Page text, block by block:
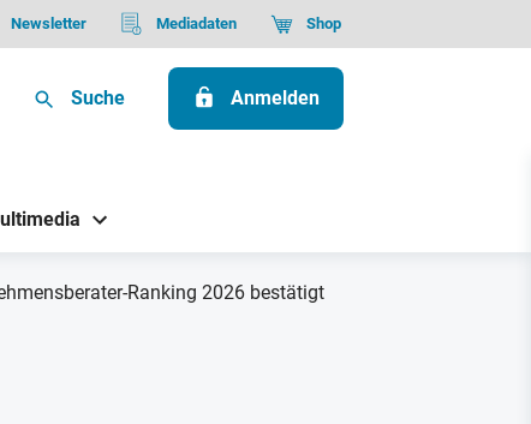
Newsletter Mediadaten Shop
Suche Anmelden
Ranking 2026 bestätigt